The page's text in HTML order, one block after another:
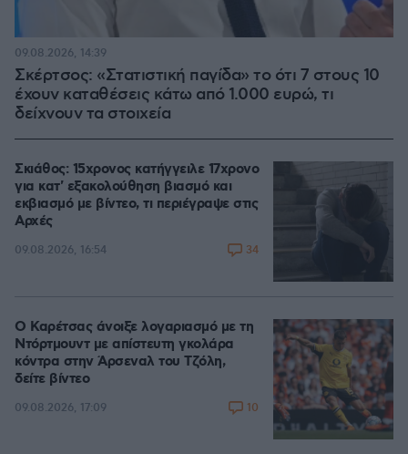
Σκέρτσος: «Στατιστική παγίδα» το ότι 7 στους 10
έχουν καταθέσεις κάτω από 1.000 ευρώ, τι
δείχνουν τα στοιχεία
09.08.2026, 14:39
Σκιάθος: 15χρονος κατήγγειλε 17χρονο
για κατ' εξακολούθηση βιασμό και
εκβιασμό με βίντεο, τι περιέγραψε στις
Αρχές
09.08.2026, 16:54 34
Ο Καρέτσας άνοιξε λογαριασμό με τη
Ντόρτμουντ με απίστευτη γκολάρα
κόντρα στην Άρσεναλ του Τζόλη,
δείτε βίντεο
09.08.2026, 17:09 10